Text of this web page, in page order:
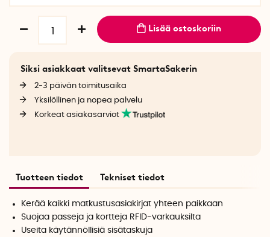
Lisää ostoskoriin
Siksi asiakkaat valitsevat SmartaSakerin
2-3 päivän toimitusaika
Yksilöllinen ja nopea palvelu
Korkeat asiakasarviot
Tuotteen tiedot Tekniset tiedot
Kerää kaikki matkustusasiakirjat yhteen paikkaan
Suojaa passeja ja kortteja RFID-varkauksilta
Useita käytännöllisiä sisätaskuja